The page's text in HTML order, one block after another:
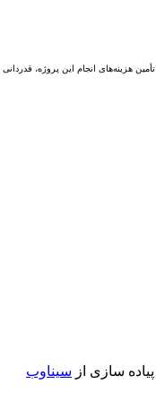
هزینه‌های انجام این پروژه،
سازی از سیناوب